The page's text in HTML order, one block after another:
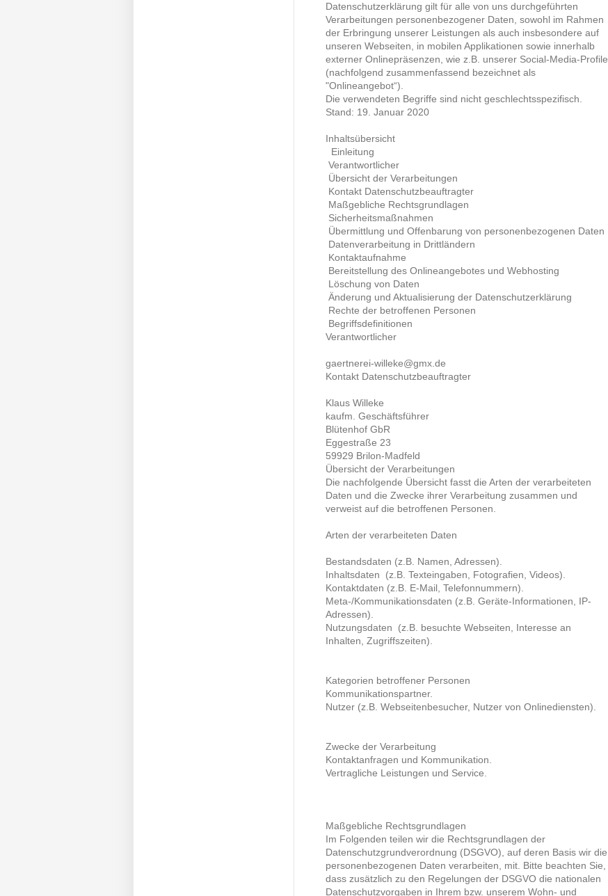
Datenschutzerklärung gilt für alle von uns durchgeführten
Verarbeitungen personenbezogener Daten, sowohl im Rahmen
der Erbringung unserer Leistungen als auch insbesondere auf
unseren Webseiten, in mobilen Applikationen sowie innerhalb
externer Onlinepräsenzen, wie z.B. unserer Social-Media-Profile
(nachfolgend zusammenfassend bezeichnet als
"Onlineangebot“).
Die verwendeten Begriffe sind nicht geschlechtsspezifisch.
Stand: 19. Januar 2020
Inhaltsübersicht
Einleitung
Verantwortlicher
Übersicht der Verarbeitungen
Kontakt Datenschutzbeauftragter
Maßgebliche Rechtsgrundlagen
Sicherheitsmaßnahmen
Übermittlung und Offenbarung von personenbezogenen Daten
Datenverarbeitung in Drittländern
Kontaktaufnahme
Bereitstellung des Onlineangebotes und Webhosting
Löschung von Daten
Änderung und Aktualisierung der Datenschutzerklärung
Rechte der betroffenen Personen
Begriffsdefinitionen
Verantwortlicher
gaertnerei-willeke@gmx.de
Kontakt Datenschutzbeauftragter
Klaus Willeke
kaufm. Geschäftsführer
Blütenhof GbR
Eggestraße 23
59929 Brilon-Madfeld
Übersicht der Verarbeitungen
Die nachfolgende Übersicht fasst die Arten der verarbeiteten
Daten und die Zwecke ihrer Verarbeitung zusammen und
verweist auf die betroffenen Personen.
Arten der verarbeiteten Daten
Bestandsdaten (z.B. Namen, Adressen).
Inhaltsdaten (z.B. Texteingaben, Fotografien, Videos).
Kontaktdaten (z.B. E-Mail, Telefonnummern).
Meta-/Kommunikationsdaten (z.B. Geräte-Informationen, IP-
Adressen).
Nutzungsdaten (z.B. besuchte Webseiten, Interesse an
Inhalten, Zugriffszeiten).
Kategorien betroffener Personen
Kommunikationspartner.
Nutzer (z.B. Webseitenbesucher, Nutzer von Onlinediensten).
Zwecke der Verarbeitung
Kontaktanfragen und Kommunikation.
Vertragliche Leistungen und Service.
Maßgebliche Rechtsgrundlagen
Im Folgenden teilen wir die Rechtsgrundlagen der
Datenschutzgrundverordnung (DSGVO), auf deren Basis wir die
personenbezogenen Daten verarbeiten, mit. Bitte beachten Sie,
dass zusätzlich zu den Regelungen der DSGVO die nationalen
Datenschutzvorgaben in Ihrem bzw. unserem Wohn- und